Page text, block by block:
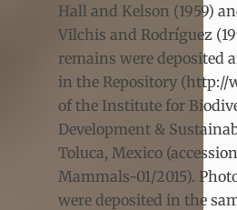
Hall and Kelson (1959)
Vilchis and Rodríguez
remains were deposited
in the Repository
of the Institute for
Development &
Toluca, Mexico
Mammals-01/2015).
were deposited in the